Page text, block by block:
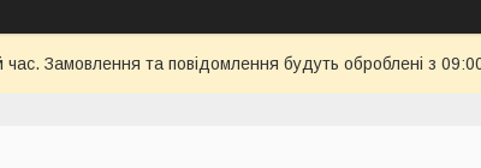
час. Замовлення та повідомлення будуть оброблені з